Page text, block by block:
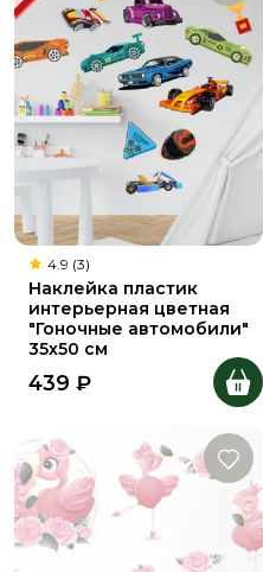
4.9 (3)
Наклейка пластик
интерьерная цветная
"Гоночные автомобили"
35х50 см
439 ₽